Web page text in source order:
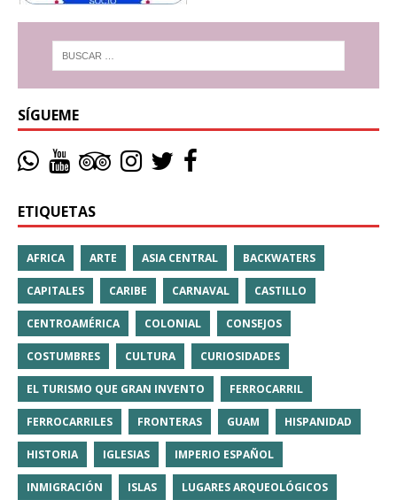
SÍGUEME
ETIQUETAS
AFRICA ARTE ASIA CENTRAL BACKWATERS
CAPITALES CARIBE CARNAVAL CASTILLO
CENTROAMÉRICA COLONIAL CONSEJOS
COSTUMBRES CULTURA CURIOSIDADES
EL TURISMO QUE GRAN INVENTO FERROCARRIL
FERROCARRILES FRONTERAS GUAM HISPANIDAD
HISTORIA IGLESIAS IMPERIO ESPAÑOL
INMIGRACIÓN ISLAS LUGARES ARQUEOLÓGICOS